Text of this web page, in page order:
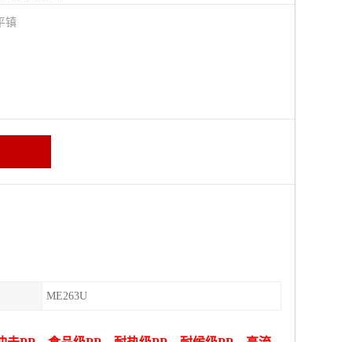
镇
ME263U